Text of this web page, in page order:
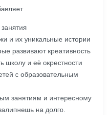
и их уникальные истории
развивают креативность
школу и её окрестности
с образовательным
занятиям и интересному
на долго.